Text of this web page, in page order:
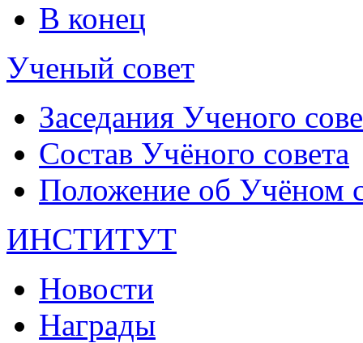
В конец
Ученый совет
Заседания Ученого
Состав Учёного совета
Положение об Учёном
ИНСТИТУТ
Новости
Награды